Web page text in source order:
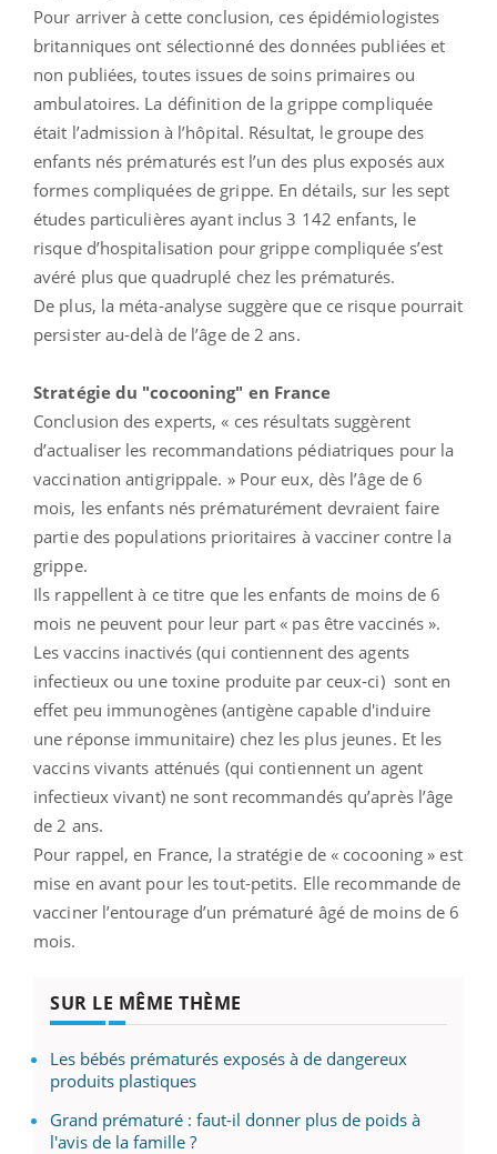
Pour arriver à cette conclusion, ces épidémiologistes
britanniques ont sélectionné des données publiées et
non publiées, toutes issues de soins primaires ou
ambulatoires. La définition de la grippe compliquée
était l’admission à l’hôpital. Résultat, le groupe des
enfants nés prématurés est l’un des plus exposés aux
formes compliquées de grippe. En détails, sur les sept
études particulières ayant inclus 3 142 enfants, le
risque d’hospitalisation pour grippe compliquée s’est
avéré plus que quadruplé chez les prématurés.
De plus, la méta-analyse suggère que ce risque pourrait
persister au-delà de l’âge de 2 ans.
Stratégie du "cocooning" en France
Conclusion des experts, « ces résultats suggèrent
d’actualiser les recommandations pédiatriques pour la
vaccination antigrippale. » Pour eux, dès l’âge de 6
mois, les enfants nés prématurément devraient faire
partie des populations prioritaires à vacciner contre la
grippe.
Ils rappellent à ce titre que les enfants de moins de 6
mois ne peuvent pour leur part « pas être vaccinés ».
Les vaccins inactivés (qui contiennent des agents
infectieux ou une toxine produite par ceux-ci) sont en
effet peu immunogènes (antigène capable d'induire
une réponse immunitaire) chez les plus jeunes. Et les
vaccins vivants atténués (qui contiennent un agent
infectieux vivant) ne sont recommandés qu’après l’âge
de 2 ans.
Pour rappel, en France, la stratégie de « cocooning » est
mise en avant pour les tout-petits. Elle recommande de
vacciner l’entourage d’un prématuré âgé de moins de 6
mois.
SUR LE MÊME THÈME
Les bébés prématurés exposés à de dangereux
produits plastiques
Grand prématuré : faut-il donner plus de poids à
l'avis de la famille ?